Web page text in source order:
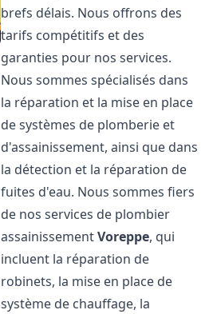
brefs délais. Nous offrons des
tarifs compétitifs et des
garanties pour nos services.
Nous sommes spécialisés dans
la réparation et la mise en place
de systèmes de plomberie et
d'assainissement, ainsi que dans
la détection et la réparation de
fuites d'eau. Nous sommes fiers
de nos services de plombier
assainissementVoreppe, qui
incluent la réparation de
robinets, la mise en place de
système de chauffage, la